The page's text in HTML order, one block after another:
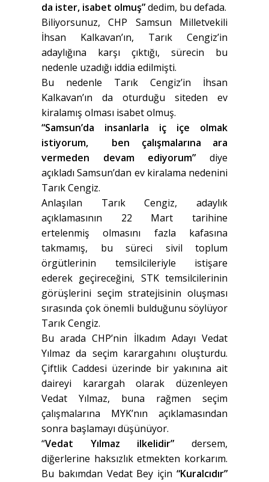
da ister, isabet olmuş”dedim, bu defada.
Biliyorsunuz, CHP Samsun Milletvekili
İhsan Kalkavan’ın, Tarık Cengiz’in
adaylığına karşı çıktığı, sürecin bu
nedenle uzadığı iddia edilmişti.
Bu nedenle Tarık Cengiz’in İhsan
Kalkavan’ın da oturduğu siteden ev
kiralamış olması isabet olmuş.
“Samsun’da insanlarla iç içe olmak
istiyorum, ben çalışmalarına ara
vermeden devam ediyorum” diye
açıkladı Samsun’dan ev kiralama nedenini
Tarık Cengiz.
Anlaşılan Tarık Cengiz, adaylık
açıklamasının 22 Mart tarihine
ertelenmiş olmasını fazla kafasına
takmamış, bu süreci sivil toplum
örgütlerinin temsilcileriyle istişare
ederek geçireceğini, STK temsilcilerinin
görüşlerini seçim stratejisinin oluşması
sırasında çok önemli bulduğunu söylüyor
Tarık Cengiz.
Bu arada CHP’nin İlkadım Adayı Vedat
Yılmaz da seçim karargahını oluşturdu.
Çiftlik Caddesi üzerinde bir yakınına ait
daireyi karargah olarak düzenleyen
Vedat Yılmaz, buna rağmen seçim
çalışmalarına MYK’nın açıklamasından
sonra başlamayı düşünüyor.
“Vedat Yılmaz ilkelidir” dersem,
diğerlerine haksızlık etmekten korkarım.
Bu bakımdan Vedat Bey için “Kuralcıdır”